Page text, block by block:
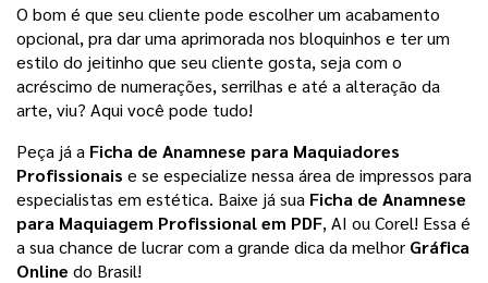
O bom é que seu cliente pode escolher um acabamento
opcional, pra dar uma aprimorada nos bloquinhos e ter um
estilo do jeitinho que seu cliente gosta, seja com o
acréscimo de numerações, serrilhas e até a alteração da
arte, viu? Aqui você pode tudo!
Peça já a Ficha de Anamnese para Maquiadores
Profissionais e se especialize nessa área de impressos para
especialistas em estética. Baixe já sua Ficha de Anamnese
para Maquiagem Profissional em PDF, AI ou Corel! Essa é
a sua chance de lucrar com a grande dica da melhor Gráfica
Online do Brasil!